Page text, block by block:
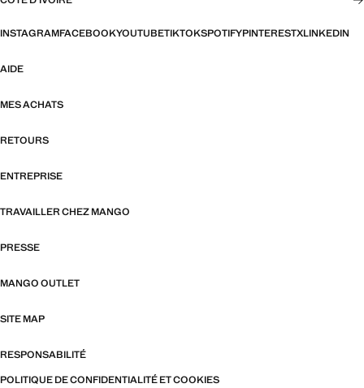
INSTAGRAMFACEBOOKYOUTUBETIKTOKSPOTIFYPINTERESTXLINKEDIN
AIDE
MES ACHATS
RETOURS
ENTREPRISE
TRAVAILLER CHEZ MANGO
PRESSE
MANGO OUTLET
SITE MAP
RESPONSABILITÉ
POLITIQUE DE CONFIDENTIALITÉ ET COOKIES